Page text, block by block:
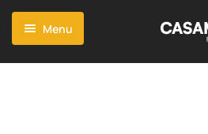
Menu